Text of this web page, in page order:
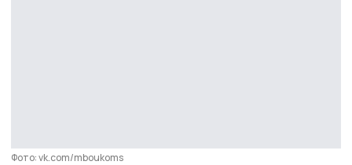
Фото: vk.com/mboukoms